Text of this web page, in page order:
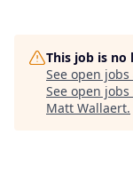
This job is no
See open jobs
See open
Matt Wallaert.